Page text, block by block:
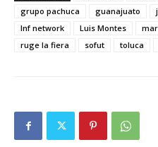
grupo pachuca
guanajuato
lnf network
Luis Montes
ruge la fiera
sofut toluca